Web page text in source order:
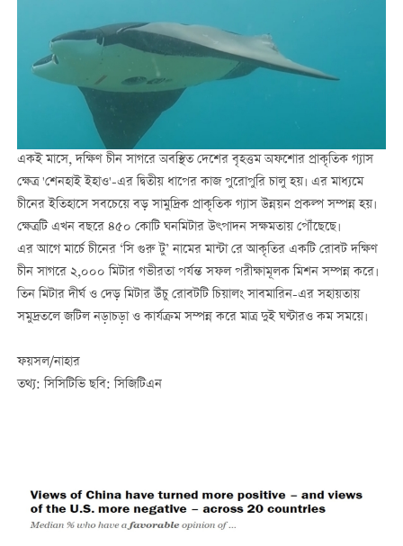
একই মাসে, দক্ষিণ চীন সাগরে অবস্থিত দেশের বৃহত্তম অফশোর প্রাকৃতিক গ্যাস
ক্ষেত্র 'শেনহাই ইহাও'-এর দ্বিতীয় ধাপের কাজ পুরোপুরি চালু হয়। এর মাধ্যমে
চীনের ইতিহাসে সবচেয়ে বড় সামুদ্রিক প্রাকৃতিক গ্যাস উন্নয়ন প্রকল্প সম্পন্ন হয়।
ক্ষেত্রটি এখন বছরে ৪৫০ কোটি ঘনমিটার উৎপাদন সক্ষমতায় পৌঁছেছে।
এর আগে মার্চে চীনের ‘সি গুরু টু’ নামের মান্টা রে আকৃতির একটি রোবট দক্ষিণ
চীন সাগরে ২,০০০ মিটার গভীরতা পর্যন্ত সফল পরীক্ষামূলক মিশন সম্পন্ন করে।
তিন মিটার দীর্ঘ ও দেড় মিটার উঁচু রোবটটি চিয়ালং সাবমারিন-এর সহায়তায়
সমুদ্রতলে জটিল নড়াচড়া ও কার্যক্রম সম্পন্ন করে মাত্র দুই ঘণ্টারও কম সময়ে।
ফয়সল/নাহার
তথ্য: সিসিটিভি ছবি: সিজিটিএন